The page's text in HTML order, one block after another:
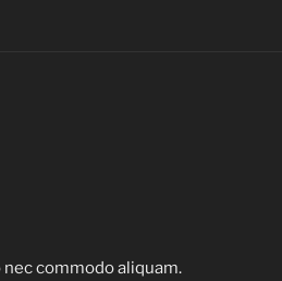
commodo aliquam.